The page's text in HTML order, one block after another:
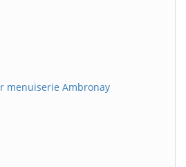
menuiserie Ambronay